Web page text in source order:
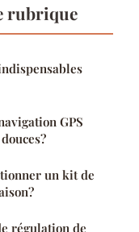
rubrique
GPS
un kit de
régulation de